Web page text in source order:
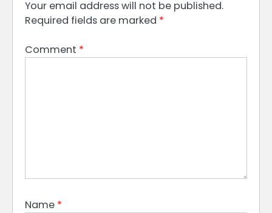
Your email address will not be published.
Required fields are marked *
Comment *
Name *